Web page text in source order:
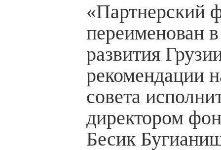
«Партнерский
переименован
развития
рекомендации
совета
директором
Бесик